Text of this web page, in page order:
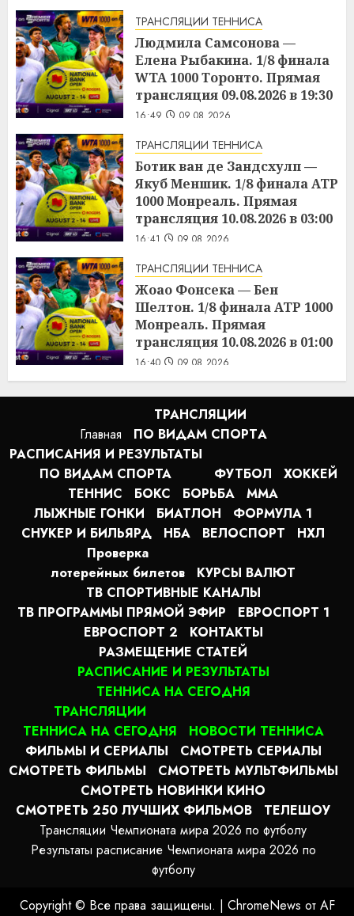
ТРАНСЛЯЦИИ ТЕННИСА
Людмила Самсонова —
Елена Рыбакина. 1/8 финала
WTA 1000 Торонто. Прямая
трансляция 09.08.2026 в 19:30
16:49 09.08.2026
ТРАНСЛЯЦИИ ТЕННИСА
Ботик ван де Зандсхулп —
Якуб Меншик. 1/8 финала ATP
1000 Монреаль. Прямая
трансляция 10.08.2026 в 03:00
16:41 09.08.2026
ТРАНСЛЯЦИИ ТЕННИСА
Жоао Фонсека — Бен
Шелтон. 1/8 финала ATP 1000
Монреаль. Прямая
трансляция 10.08.2026 в 01:00
16:40 09.08.2026
Главная
ТРАНСЛЯЦИИ
ПО ВИДАМ СПОРТA
РАСПИСАНИЯ И РЕЗУЛЬТАТЫ
ПО ВИДАМ СПОРТА
ФУТБОЛ
ХОККЕЙ
ТЕННИС
БОКС БОРЬБА
MMA
ЛЫЖНЫЕ ГОНКИ
БИАТЛОН
ФОРМУЛА 1
СНУКЕР И БИЛЬЯРД
НБА ВЕЛОСПОРТ
НХЛ
Проверка
лотерейных билетов
КУРСЫ ВАЛЮТ
ТВ СПОРТИВНЫЕ КАНАЛЫ
ТВ ПРОГРАММЫ ПРЯМОЙ ЭФИР
ЕВРОСПОРТ 1
ЕВРОСПОРТ 2
КОНТАКТЫ
РАЗМЕЩЕНИЕ СТАТЕЙ
РАСПИСАНИЕ И РЕЗУЛЬТАТЫ
ТЕННИСА НА СЕГОДНЯ
ТРАНСЛЯЦИИ
ТЕННИСА НА СЕГОДНЯ
НОВОСТИ ТЕННИСА
ФИЛЬМЫ И СЕРИАЛЫ
СМОТРЕТЬ СЕРИАЛЫ
СМОТРЕТЬ ФИЛЬМЫ
СМОТРЕТЬ МУЛЬТФИЛЬМЫ
СМОТРЕТЬ НОВИНКИ КИНО
СМОТРЕТЬ 250 ЛУЧШИХ ФИЛЬМОВ
ТЕЛЕШОУ
Трансляции Чемпионата мира 2026 по футболу
Результаты расписание Чемпионата мира 2026 по
футболу
Copyright © Все права защищены. | ChromeNews от AF